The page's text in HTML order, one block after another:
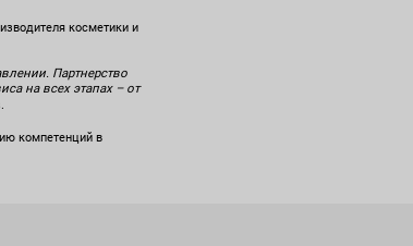
косметики и
Партнерство
на всех этапах – от
компетенций в